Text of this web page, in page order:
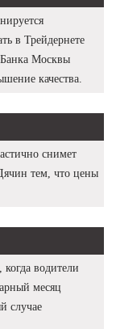
в Трейдернете
Банка Москвы
качества.
снимет
тем, что цены
водители
месяц
случае